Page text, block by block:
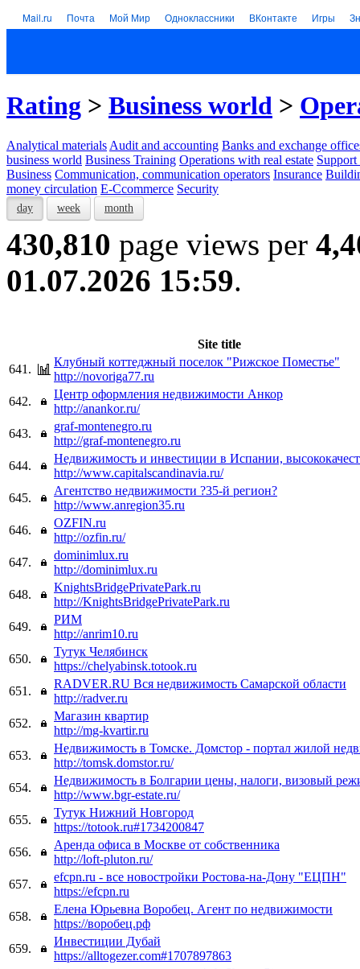
Mail.ru Почта Мой Мир Одноклассники ВКонтакте Игры
Rating > Business world >
Analytical materials Audit and accounting Banks and exchange
business world Business Training Operations with real estate Support
Business Communication, communication operators Insurance
money circulation E-Ccommerce Security
day week month
430,810 page views per
01.07.2026 15:59.
Site title
641.
Клубный коттеджный поселок "Рижское Поместье"
http://novoriga77.ru
642.
Центр оформления недвижимости Анкор
http://anankor.ru/
643.
graf-montenegro.ru
http://graf-montenegro.ru
644.
Недвижимость и инвестиции в Испании,
http://www.capitalscandinavia.ru/
645.
Агентство недвижимости ?35-й регион?
http://www.anregion35.ru
646.
OZFIN.ru
http://ozfin.ru/
647.
dominimlux.ru
http://dominimlux.ru
648.
KnightsBridgePrivatePark.ru
http://KnightsBridgePrivatePark.ru
649.
РИМ
http://anrim10.ru
650.
Тутук Челябинск
https://chelyabinsk.totook.ru
651.
RADVER.RU Вся недвижимость Самарской области
http://radver.ru
652.
Магазин квартир
http://mg-kvartir.ru
653.
Недвижимость в Томске. Домстор - портал жилой
http://tomsk.domstor.ru/
654.
Недвижимость в Болгарии цены, налоги, визовый
http://www.bgr-estate.ru/
655.
Тутук Нижний Новгород
https://totook.ru#1734200847
656.
Аренда офиса в Москве от собственника
http://loft-pluton.ru/
657.
efcpn.ru - все новостройки Ростова-на-Дону "ЕЦПН"
https://efcpn.ru
658.
Елена Юрьевна Воробец. Агент по недвижимости
https://воробец.рф
659.
Инвестиции Дубай
https://alltogezer.com#1707897863